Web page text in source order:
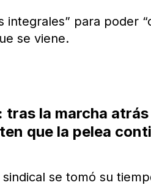
integrales” para poder
se viene.
la marcha
que la pelea
se tomó su